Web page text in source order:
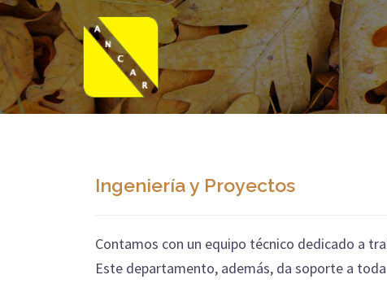
Saltar
al
contenido
Ingeniería y Proyectos
Contamos con un equipo técnico dedicado a
Este departamento, además, da soporte a